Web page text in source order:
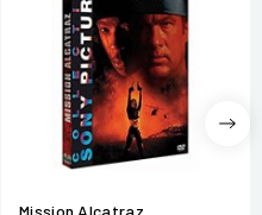
Mission Alcatraz